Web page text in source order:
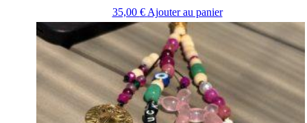
35,00 € Ajouter au panier